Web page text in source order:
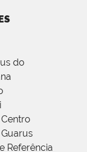
do
Referência